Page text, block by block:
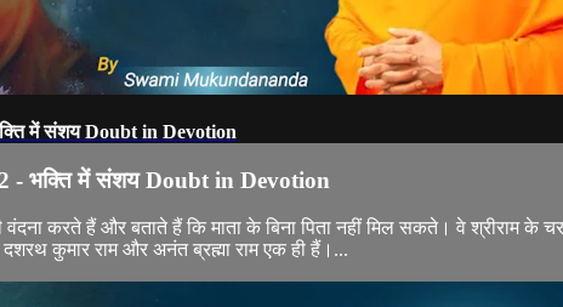
में संशय Doubt in Devotion
- भक्ति में संशय Doubt in Devotion
वंदना करते हैं और बताते हैं कि माता के बिना पिता नहीं मिल सकते। वे श्रीराम के
दशरथ कुमार राम और अनंत ब्रह्मा राम एक ही हैं।...